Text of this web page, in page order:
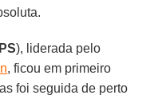
PS), liderada pelo
, ficou em primeiro
foi seguida de perto